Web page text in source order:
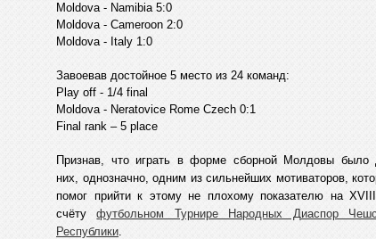
Moldova - Namibia 5:0
Moldova - Cameroon 2:0
Moldova - Italy 1:0
Завоевав достойное 5 место из 24 команд:
Play off - 1/4 final
Moldova - Neratovice Rome Czech 0:1
Final rank – 5 place
Признав, что играть в форме сборной Молдовы было
них, однозначно, одним из сильнейших мотиваторов,
помог прийти к этому не плохому показателю на
счётуфутбольном Турнире Народных Диаспор
Республики.